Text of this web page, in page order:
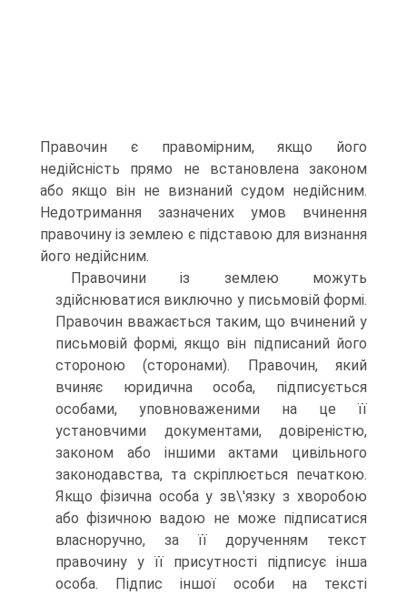
Правочин є правомірним, якщо його
недійсність прямо не встановлена законом
або якщо він не визнаний судом недійсним.
Недотримання зазначених умов вчинення
правочину із землею є підставою для визнання
його недійсним.
Правочини із землею можуть
здійснюватися виключно у письмовій формі.
Правочин вважається таким, що вчинений у
письмовій формі, якщо він підписаний його
стороною (сторонами). Правочин, який
вчиняє юридична особа, підписується
особами, уповноваженими на це її
установчими документами, довіреністю,
законом або іншими актами цивільного
законодавства, та скріп­люється печаткою.
Якщо фізична особа у зв\'язку з хворобою
або фізичною вадою не може підписатися
власноручно, за її дорученням текст
правочину у її присутності підписує інша
особа. Підпис іншої особи на тексті